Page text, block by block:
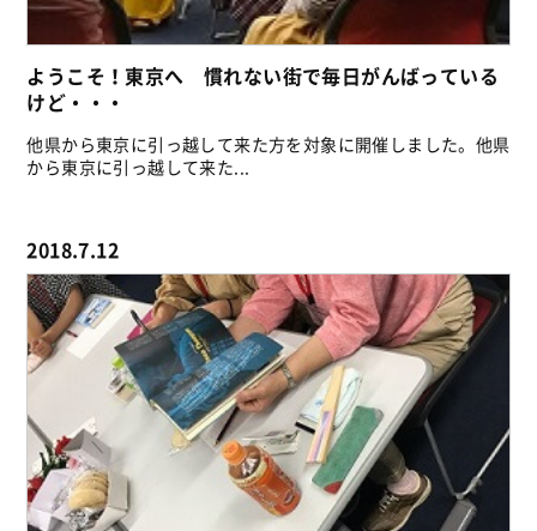
ようこそ！東京へ 慣れない街で毎日がんばっている
けど・・・
他県から東京に引っ越して来た方を対象に開催しました。他県
から東京に引っ越して来た...
2018.7.12